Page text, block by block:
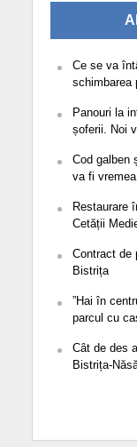
Ce se va
schimbarea
Panouri la
șoferii. Noi
Cod galben
va fi vremea
Restaurare
Cetății
Contract de
Bistrița
”Hai în
parcul cu
Cât de des
Bistrița-